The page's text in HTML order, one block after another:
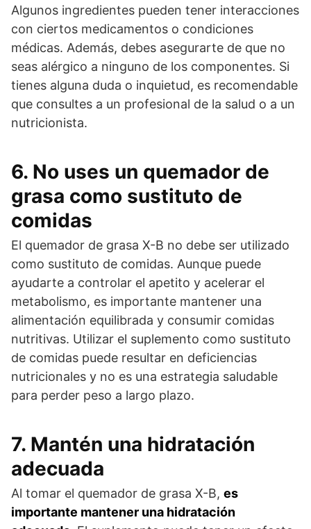
Algunos ingredientes pueden tener interacciones
con ciertos medicamentos o condiciones
médicas. Además, debes asegurarte de que no
seas alérgico a ninguno de los componentes. Si
tienes alguna duda o inquietud, es recomendable
que consultes a un profesional de la salud o a un
nutricionista.
6. No uses un quemador de
grasa como sustituto de
comidas
El quemador de grasa X-B no debe ser utilizado
como sustituto de comidas. Aunque puede
ayudarte a controlar el apetito y acelerar el
metabolismo, es importante mantener una
alimentación equilibrada y consumir comidas
nutritivas. Utilizar el suplemento como sustituto
de comidas puede resultar en deficiencias
nutricionales y no es una estrategia saludable
para perder peso a largo plazo.
7. Mantén una hidratación
adecuada
Al tomar el quemador de grasa X-B, es
importante mantener una hidratación